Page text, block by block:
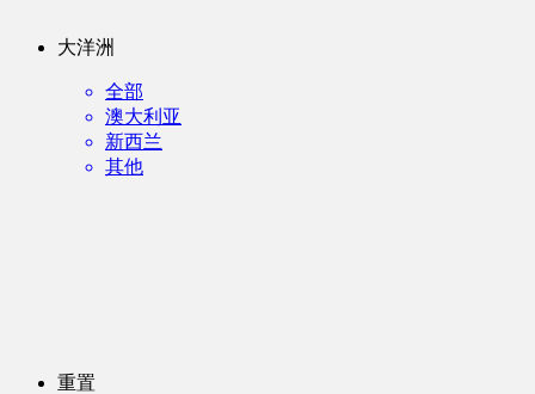
大洋洲
全部
澳大利亚
新西兰
其他
重置